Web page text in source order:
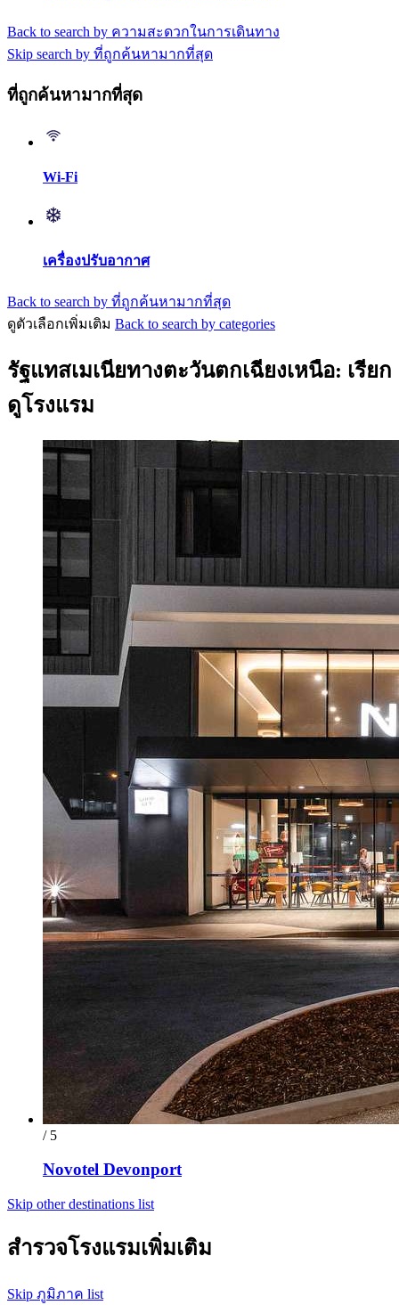
Back to search by ความสะดวกในการเดินทาง
Skip search by ที่ถูกค้นหามากที่สุด
ที่ถูกค้นหามากที่สุด
Wi-Fi
เครื่องปรับอากาศ
Back to search by ที่ถูกค้นหามากที่สุด
ดูตัวเลือกเพิ่มเติม Back to search by categories
รัฐแทสเมเนียทางตะวันตกเฉียงเหนือ: เรียก
ดูโรงแรม
/ 5
Novotel Devonport
Skip other destinations list
สำรวจโรงแรมเพิ่มเติม
Skip ภูมิภาค list